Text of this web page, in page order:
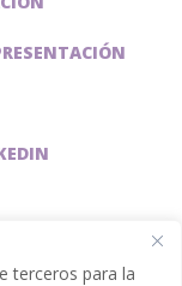
terceros para la